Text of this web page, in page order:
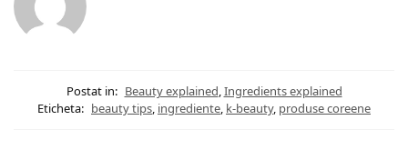
Postat in: Beauty explained,Ingredients explained
Eticheta: beauty tips, ingrediente, k-beauty, produse coreene